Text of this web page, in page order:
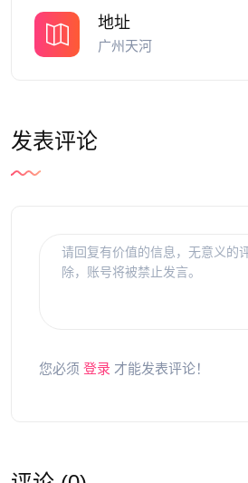
地址
广州天河
发表评论
您必须 登录 才能发表评论！